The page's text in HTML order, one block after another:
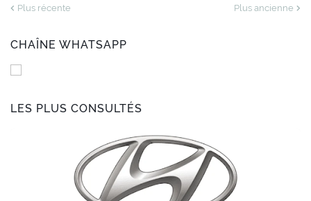
Plus récente Plus ancienne
CHAÎNE WHATSAPP
LES PLUS CONSULTÉS